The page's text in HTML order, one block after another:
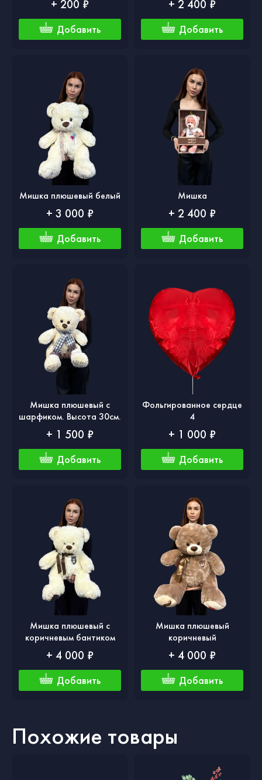
+ 200 ₽
Добавить
+ 2 400 ₽
Добавить
Мишка плюшевый белый
+ 3 000 ₽
Добавить
Мишка
+ 2 400 ₽
Добавить
Мишка плюшевый с
шарфиком. Высота 30см.
+ 1 500 ₽
Добавить
Фольгированное сердце
4
+ 1 000 ₽
Добавить
Мишка плюшевый с
коричневым бантиком
+ 4 000 ₽
Добавить
Мишка плюшевый
коричневый
+ 4 000 ₽
Добавить
Похожие товары